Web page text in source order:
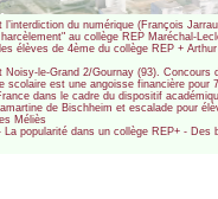
du numérique (François
au collège REP Maréchal-
élèves de 4ème du collège REP +
le-Grand 2/Gournay (93).
scolaire est une angoisse financière pour
dans le cadre du dispositif
de Bischheim et escalade pour
Méliès
popularité dans un collège REP+ - Des